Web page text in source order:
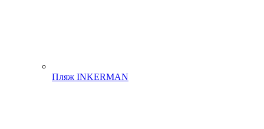
Пляж INKERMAN